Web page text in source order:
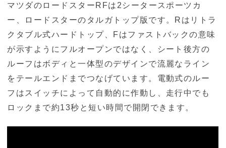
マツダのロードスターRFは2シータースポーツカ
ー、ロードスターのタルガトップ版です。Rはリトラ
クタブル式ハードトップ、Fはファストバックの意味
が示すようにフルオープンではなく、シート後方の
ルーフはボディと一体型のデザインで流麗なライン
をテールエンドまでつなげています。電動式のルー
フはスイッチによって自動的に作動し、走行中でも
ロックまで約13秒と短い時間で開閉できます。